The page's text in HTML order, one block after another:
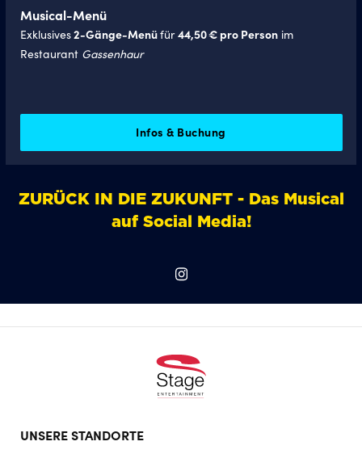
Musical-Menü
Exklusives2-Gänge-Menüfür44,50 € pro Personim
Restaurant Gassenhaur
Infos & Buchung
ZURÜCK IN DIE ZUKUNFT - Das Musical
auf Social Media!
doormat
UNSERE STANDORTE